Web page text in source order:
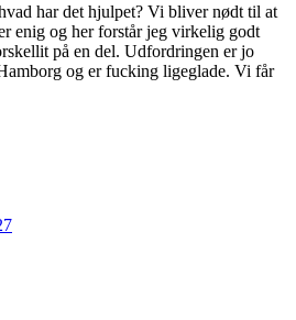
har det hjulpet? Vi bliver nødt til at
enig og her forstår jeg virkelig godt
på en del. Udfordringen er jo
og er fucking ligeglade. Vi får